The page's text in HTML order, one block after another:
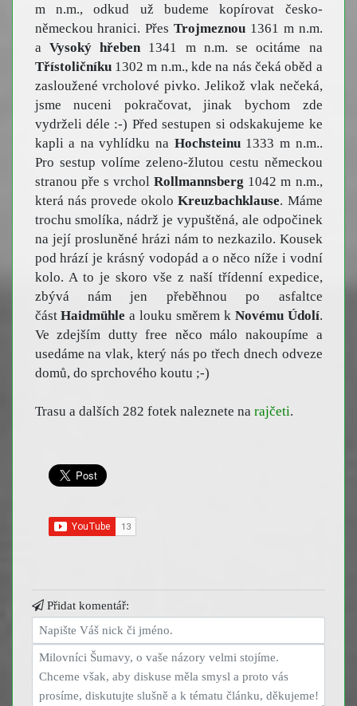
m n.m., odkud už budeme kopírovat česko-
německou hranici. Přes Trojmeznou 1361 m n.m.
a Vysoký hřeben 1341 m n.m. se ocitáme na
Třístoličníku1302 m n.m., kde na nás čeká oběd a
zasloužené vrcholové pivko. Jelikož vlak nečeká,
jsme nuceni pokračovat, jinak bychom zde
vydrželi déle :-) Před sestupen si odskakujeme ke
kapli a na vyhlídku na Hochsteinu1333 m n.m..
Pro sestup volíme zeleno-žlutou cestu německou
stranou pře s vrcholRollmannsberg 1042 m n.m.,
která nás provede okoloKreuzbachklause. Máme
trochu smolíka, nádrž je vypuštěná, ale odpočinek
na její prosluněné hrázi nám to nezkazilo. Kousek
pod hrází je krásný vodopád a o něco níže i vodní
kolo. A to je skoro vše z naší třídenní expedice,
zbývá nám jen přeběhnou po asfaltce
částHaidmühle a louku směrem k Novému Údolí.
Ve zdejším dutty free něco málo nakoupíme a
usedáme na vlak, který nás po třech dnech odveze
domů, do sprchového koutu ;-)
Trasu a dalších 282 fotek naleznete na rajčeti.
Přidat komentář: